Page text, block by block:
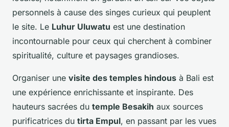
personnels à cause des singes curieux qui peuplent
le site. Le Luhur Uluwatu est une destination
incontournable pour ceux qui cherchent à combiner
spiritualité, culture et paysages grandioses.
Organiser une visite des temples hindous à Bali est
une expérience enrichissante et inspirante. Des
hauteurs sacrées du temple Besakih aux sources
purificatrices du tirta Empul, en passant par les vues